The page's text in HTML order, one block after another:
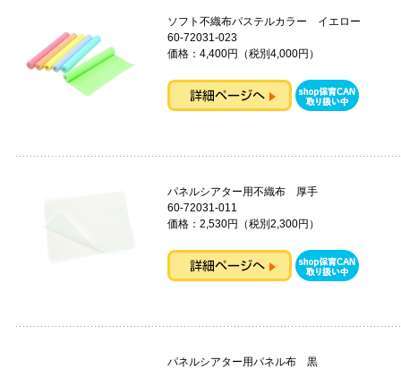
ソフト不織布パステルカラー イエロー
60-72031-023
価格：4,400円（税別4,000円）
パネルシアター用不織布 厚手
60-72031-011
価格：2,530円（税別2,300円）
パネルシアター用パネル布 黒